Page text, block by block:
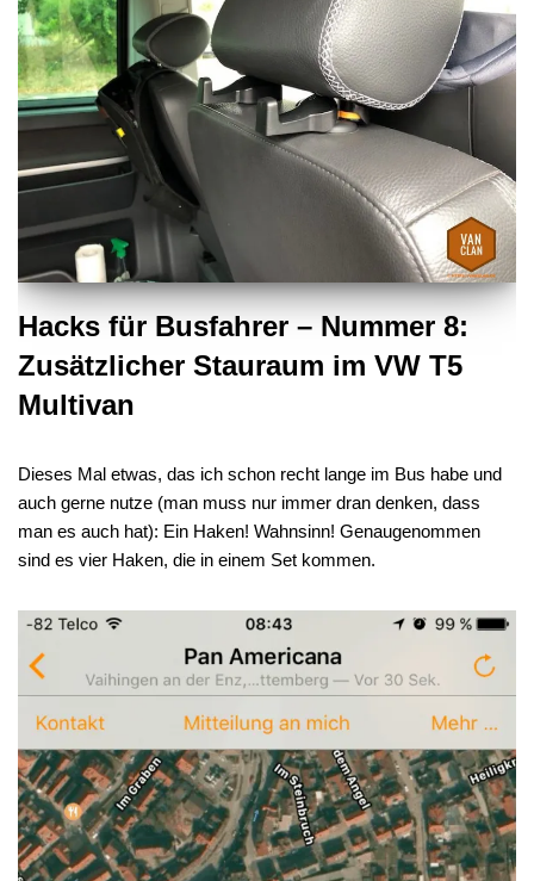
Hacks für Busfahrer – Nummer 8:
Zusätzlicher Stauraum im VW T5
Multivan
Dieses Mal etwas, das ich schon recht lange im Bus habe und
auch gerne nutze (man muss nur immer dran denken, dass
man es auch hat): Ein Haken! Wahnsinn! Genaugenommen
sind es vier Haken, die in einem Set kommen.